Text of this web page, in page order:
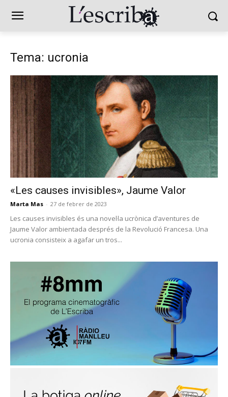
Tema: ucronia
«Les causes invisibles», Jaume Valor
Marta Mas - 27 de febrer de 2023
Les causes invisibles és una novel·la ucrònica d’aventures de
Jaume Valor ambientada després de la Revolució Francesa. Una
ucronia consisteix a agafar un tros...